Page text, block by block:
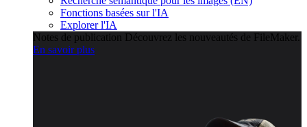
Fonctions basées sur l'IA
Explorer l'IA
Notes de publication Découvrez les nouveautés de FileMaker.
En savoir plus